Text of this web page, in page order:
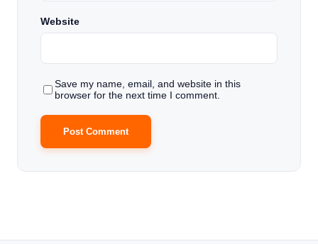
Website
Save my name, email, and website in this
browser for the next time I comment.